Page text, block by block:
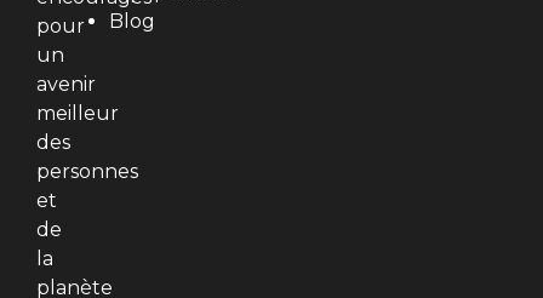
pour
un
avenir
meilleur
des
personnes
et
de
la
planète
Blog